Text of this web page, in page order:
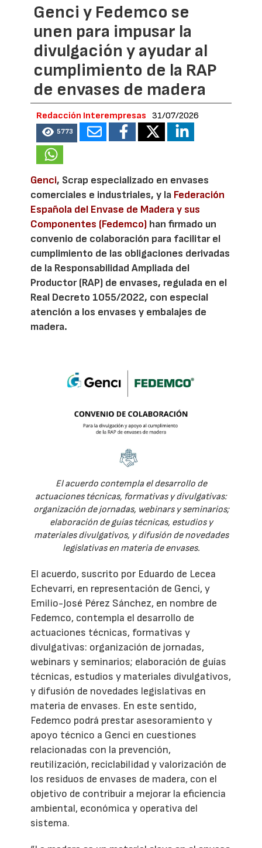
Genci y Fedemco se
unen para impusar la
divulgación y ayudar al
cumplimiento de la RAP
de envases de madera
Redacción Interempresas 31/07/2026
5773
Genci, Scrap especializado en envases
comerciales e industriales, y la Federación
Española del Envase de Madera y sus
Componentes (Fedemco) han firmado un
convenio de colaboración para facilitar el
cumplimiento de las obligaciones derivadas
de la Responsabilidad Ampliada del
Productor (RAP) de envases, regulada en el
Real Decreto 1055/2022, con especial
atención a los envases y embalajes de
madera.
El acuerdo contempla el desarrollo de
actuaciones técnicas, formativas y divulgativas:
organización de jornadas, webinars y seminarios;
elaboración de guías técnicas, estudios y
materiales divulgativos, y difusión de novedades
legislativas en materia de envases.
El acuerdo, suscrito por Eduardo de Lecea
Echevarri, en representación de Genci, y
Emilio-José Pérez Sánchez, en nombre de
Fedemco, contempla el desarrollo de
actuaciones técnicas, formativas y
divulgativas: organización de jornadas,
webinars y seminarios; elaboración de guías
técnicas, estudios y materiales divulgativos,
y difusión de novedades legislativas en
materia de envases. En este sentido,
Fedemco podrá prestar asesoramiento y
apoyo técnico a Genci en cuestiones
relacionadas con la prevención,
reutilización, reciclabilidad y valorización de
los residuos de envases de madera, con el
objetivo de contribuir a mejorar la eficiencia
ambiental, económica y operativa del
sistema.